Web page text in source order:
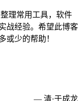
理常用工具，软件
战经验。希望此博客
或少的帮助！
— 清·于成龙